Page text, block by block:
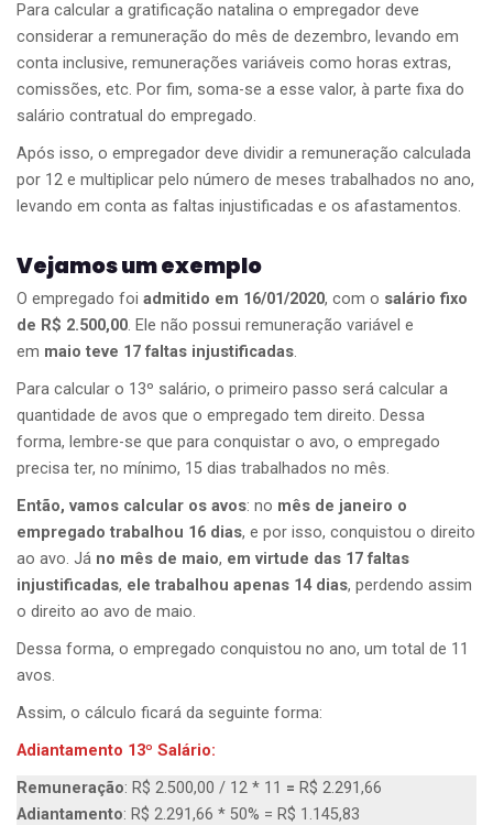
Para calcular a gratificação natalina o empregador deve
considerar a remuneração do mês de dezembro, levando em
conta inclusive, remunerações variáveis como horas extras,
comissões, etc. Por fim, soma-se a esse valor, à parte fixa do
salário contratual do empregado.
Após isso, o empregador deve dividir a remuneração calculada
por 12 e multiplicar pelo número de meses trabalhados no ano,
levando em conta as faltas injustificadas e os afastamentos.
Vejamos um exemplo
O empregado foi admitido em 16/01/2020, com o salário fixo
de R$ 2.500,00. Ele não possui remuneração variável e
em maio teve 17 faltas injustificadas.
Para calcular o 13º salário, o primeiro passo será calcular a
quantidade de avos que o empregado tem direito. Dessa
forma, lembre-se que para conquistar o avo, o empregado
precisa ter, no mínimo, 15 dias trabalhados no mês.
Então, vamos calcular os avos: no mês de janeiro o
empregado trabalhou 16 dias, e por isso, conquistou o direito
ao avo. Já no mês de maio, em virtude das 17 faltas
injustificadas, ele trabalhou apenas 14 dias, perdendo assim
o direito ao avo de maio.
Dessa forma, o empregado conquistou no ano, um total de 11
avos.
Assim, o cálculo ficará da seguinte forma:
Adiantamento 13º Salário:
Remuneração: R$ 2.500,00 / 12 * 11 = R$ 2.291,66
Adiantamento: R$ 2.291,66 * 50% = R$ 1.145,83